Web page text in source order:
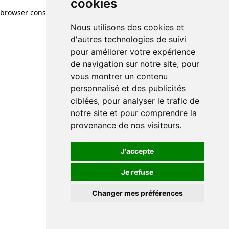
cookies
Nous utilisons des cookies et
d'autres technologies de suivi
pour améliorer votre expérience
de navigation sur notre site, pour
vous montrer un contenu
personnalisé et des publicités
ciblées, pour analyser le trafic de
notre site et pour comprendre la
provenance de nos visiteurs.
J'accepte
Je refuse
Changer mes préférences
browser console for more information)